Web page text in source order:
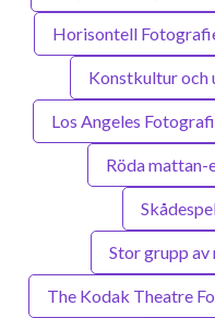
Horisontell
Konstkultur och
Los Angeles
Röda mattan-
Stor grupp
The Kodak Theatre